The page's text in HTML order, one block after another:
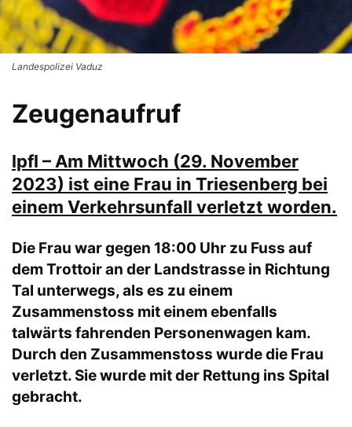
Landespolizei Vaduz
Zeugenaufruf
lpfl – Am Mittwoch (29. November
2023) ist eine Frau in Triesenberg bei
einem Verkehrsunfall verletzt worden.
Die Frau war gegen 18:00 Uhr zu Fuss auf
dem Trottoir an der Landstrasse in Richtung
Tal unterwegs, als es zu einem
Zusammenstoss mit einem ebenfalls
talwärts fahrenden Personenwagen kam.
Durch den Zusammenstoss wurde die Frau
verletzt. Sie wurde mit der Rettung ins Spital
gebracht.